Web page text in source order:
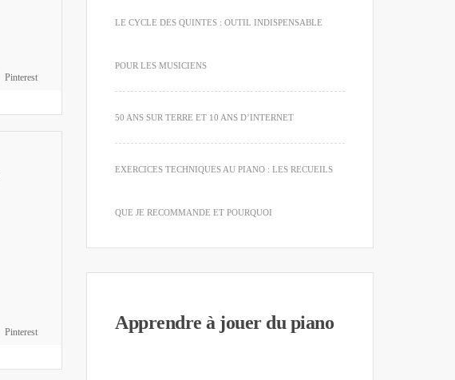
Pinterest
Pinterest
LE CYCLE DES QUINTES : OUTIL INDISPENSABLE
POUR LES MUSICIENS
50 ANS SUR TERRE ET 10 ANS D’INTERNET
EXERCICES TECHNIQUES AU PIANO : LES RECUEILS
QUE JE RECOMMANDE ET POURQUOI
Apprendre à jouer du piano